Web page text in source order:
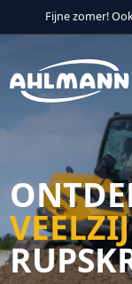
Verder naar
Ga naar
FooterFijne zomer!